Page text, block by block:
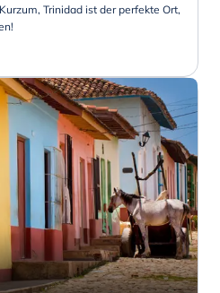
Trinidad ist der perfekte Ort,